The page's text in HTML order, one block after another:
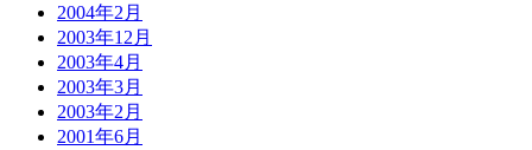
2004年2月
2003年12月
2003年4月
2003年3月
2003年2月
2001年6月